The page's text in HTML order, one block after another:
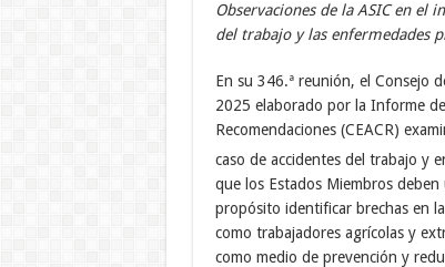
Observaciones de la ASIC en el
del trabajo y las enfermedades
En su 346.ª reunión, el Consejo
2025 elaborado por la Informe
Recomendaciones (CEACR)
caso de accidentes del trabajo y
que los Estados Miembros
propósito identificar brechas en
como trabajadores agrícolas y
como medio de prevención y